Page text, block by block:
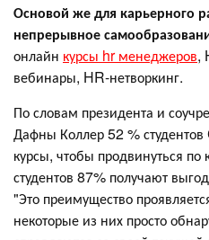
Основой же для карьерного
непрерывное
онлайн курсы hr менеджеров,
вебинары, HR-нетворкинг.
По словам президента и
Дафны Коллер 52 %
курсы, чтобы продвинуться по
студентов 87% получают
"Это преимущество
некоторые из них просто